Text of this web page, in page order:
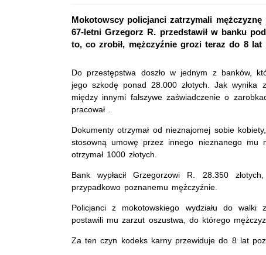
Mokotowscy policjanci zatrzymali
67-letni Grzegorz R. przedstawił w banku
to, co zrobił, mężczyźnie grozi teraz do 8 lat
Do przestępstwa doszło w jednym z banków,
jego szkodę ponad 28.000 złotych. Jak wynika
między innymi fałszywe zaświadczenie o
pracował .
Dokumenty otrzymał od nieznajomej sobie
stosowną umowę przez innego nieznanego mu
otrzymał 1000 złotych.
Bank wypłacił Grzegorzowi R. 28.350
przypadkowo poznanemu mężczyźnie.
Policjanci z mokotowskiego wydziału do
postawili mu zarzut oszustwa, do którego
Za ten czyn kodeks karny przewiduje do 8 lat